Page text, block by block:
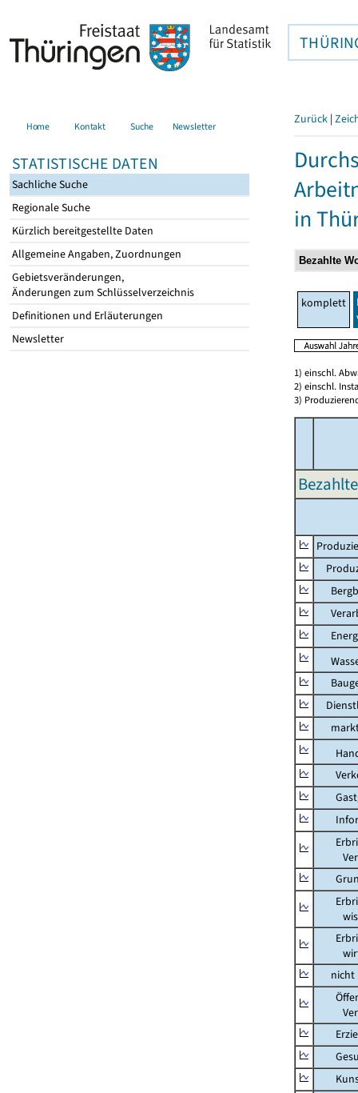
Home Kontakt Suche Newsletter
STATISTISCHE DATEN
Sachliche Suche
Regionale Suche
Kürzlich bereitgestellte Daten
Allgemeine Angaben, Zuordnungen
Gebietsveränderungen,
Änderungen zum Schlüsselverzeichnis
Definitionen und Erläuterungen
Newsletter
Zurück |
in
komplett
1) einschl.
2) einschl.
3)
nicht